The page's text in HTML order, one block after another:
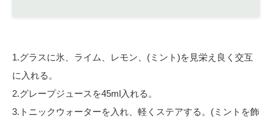
1.グラスに氷、ライム、レモン、(ミント)を見栄え良く交互
に入れる。
2.グレープジュースを45ml入れる。
3.トニックウォーターを入れ、軽くステアする。(ミントを飾